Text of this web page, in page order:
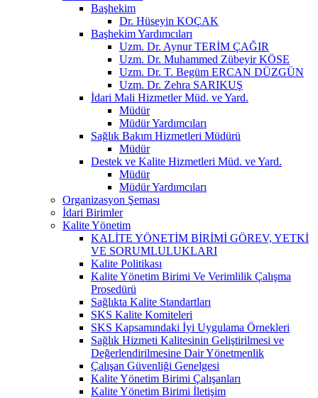
Başhekim
Dr. Hüseyin KOÇAK
Başhekim Yardımcıları
Uzm. Dr. Aynur TERİM ÇAĞIR
Uzm. Dr. Muhammed Zübeyir KÖSE
Uzm. Dr. T. Begüm ERCAN DÜZGÜN
Uzm. Dr. Zehra SARIKUŞ
İdari Mali Hizmetler Müd. ve Yard.
Müdür
Müdür Yardımcıları
Sağlık Bakım Hizmetleri Müdürü
Müdür
Destek ve Kalite Hizmetleri Müd. ve Yard.
Müdür
Müdür Yardımcıları
Organizasyon Şeması
İdari Birimler
Kalite Yönetim
KALİTE YÖNETİM BİRİMİ GÖREV, YETKİ
VE SORUMLULUKLARI
Kalite Politikası
Kalite Yönetim Birimi Ve Verimlilik Çalışma
Prosedürü
Sağlıkta Kalite Standartları
SKS Kalite Komiteleri
SKS Kapsamındaki İyi Uygulama Örnekleri
Sağlık Hizmeti Kalitesinin Geliştirilmesi ve
Değerlendirilmesine Dair Yönetmenlik
Çalışan Güvenliği Genelgesi
Kalite Yönetim Birimi Çalışanları
Kalite Yönetim Birimi İletişim